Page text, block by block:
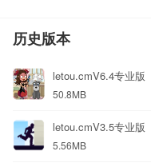
历史版本
letou.cmV6.4专业版
50.8MB
letou.cmV3.5专业版
5.56MB